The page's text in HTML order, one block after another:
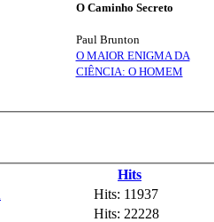
O Caminho Secreto
Paul Brunton
O MAIOR ENIGMA DA
CIÊNCIA: O HOMEM
Hits
Hits: 11937
Hits: 22228